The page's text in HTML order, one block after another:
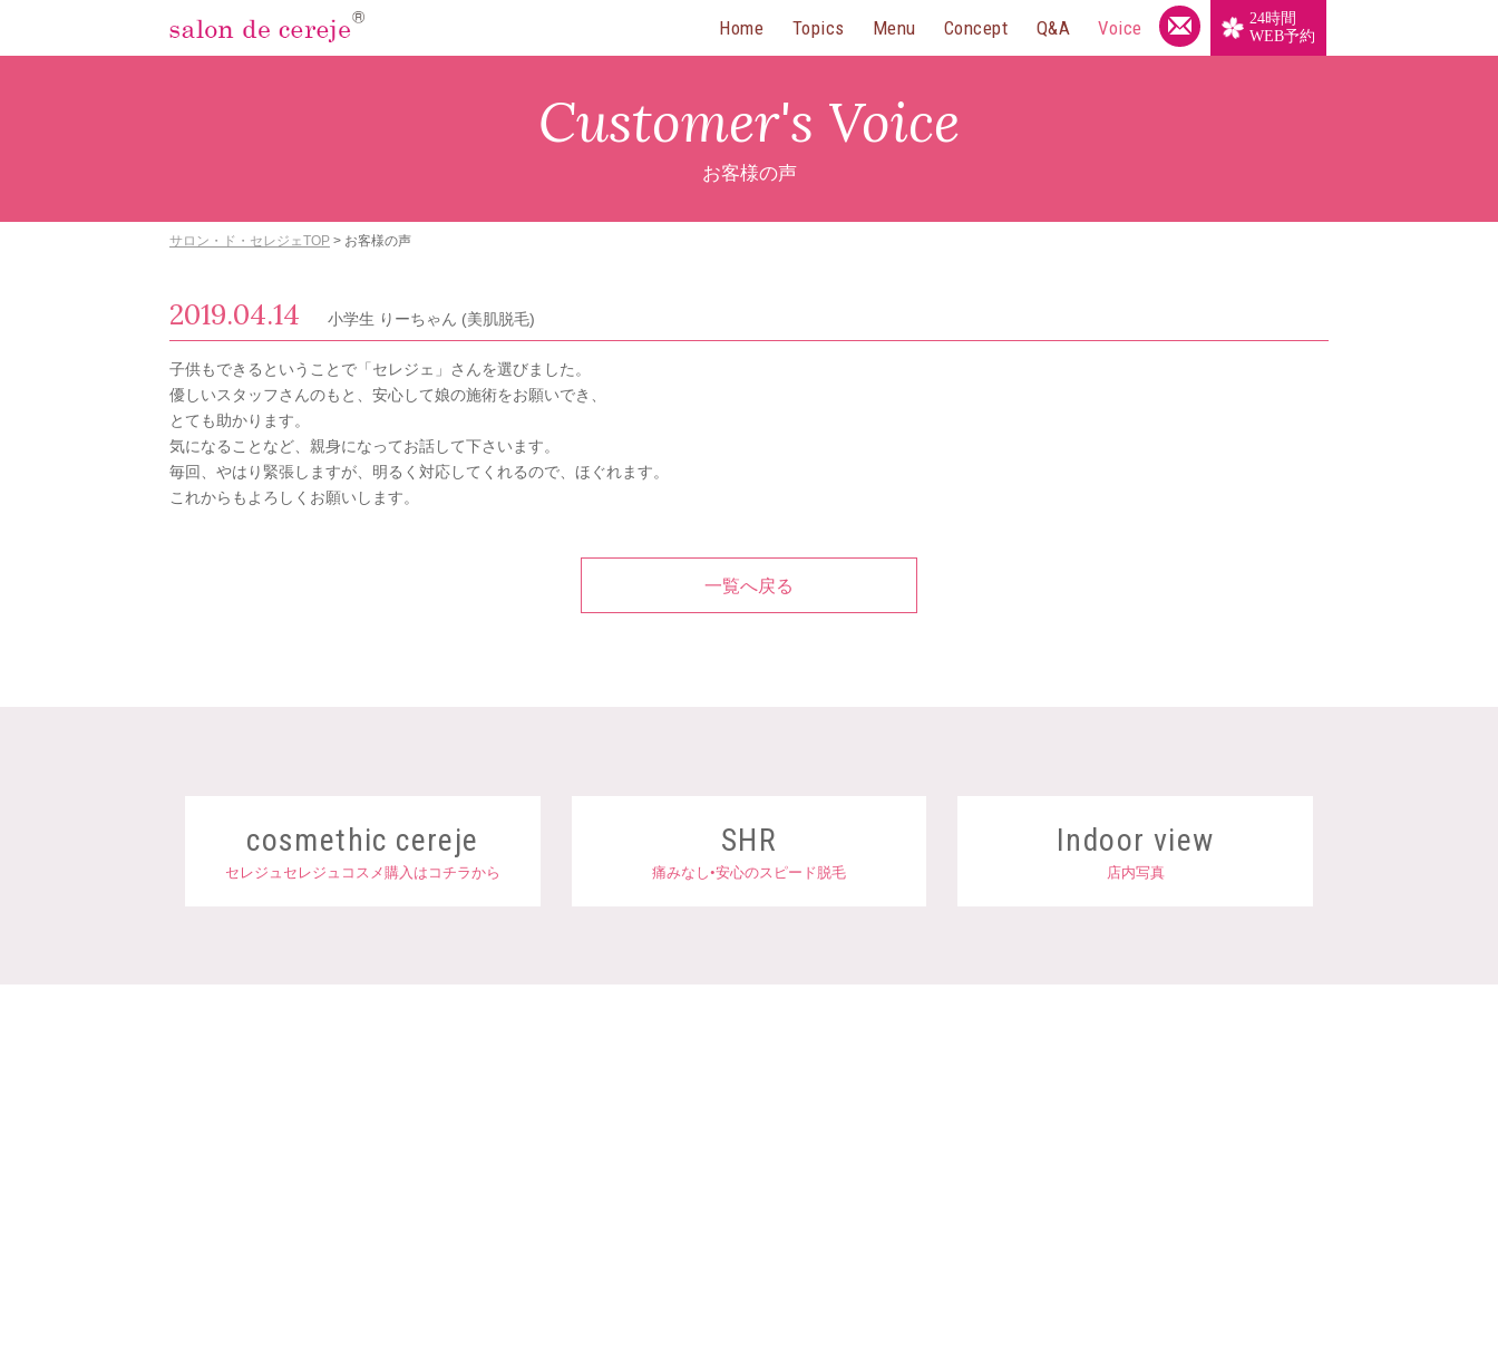
Home Topics Menu Concept Q&A Voice
24時間
WEB予約
Customer's Voice
お客様の声
サロン・ド・セレジェTOP > お客様の声
2019.04.14 小学生 りーちゃん (美肌脱毛)
子供もできるということで「セレジェ」さんを選びました。
優しいスタッフさんのもと、安心して娘の施術をお願いでき、
とても助かります。
気になることなど、親身になってお話して下さいます。
毎回、やはり緊張しますが、明るく対応してくれるので、ほぐれます。
これからもよろしくお願いします。
一覧へ戻る
cosmethic cereje
セレジュセレジュコスメ購入はコチラから
SHR
痛みなし•安心のスピード脱毛
Indoor view
店内写真